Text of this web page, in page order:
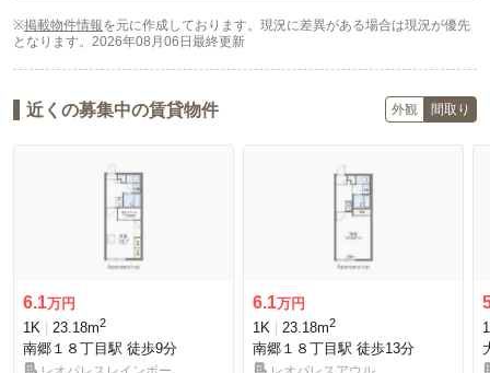
※掲載物件情報を元に作成しております。現況に差異がある場合は現況が優先
となります。 2026年08月06日最終更新
近くの募集中の賃貸物件 外観 間取り
6.1万円
1K
23.18m2
南郷１８丁目駅 徒歩9分
6.1万円
1K
23.18m2
南郷１８丁目駅 徒歩13分